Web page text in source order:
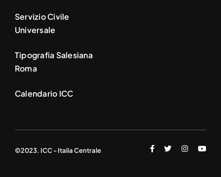
Servizio Civile
Universale
Tipografia Salesiana
Roma
Calendario ICC
©2023. ICC - Italia Centrale